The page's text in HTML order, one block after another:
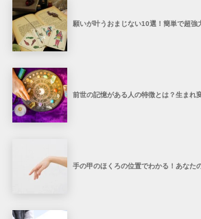
願いが叶うおまじない10選！簡単で超強
前世の記憶がある人の特徴とは？生まれ
手の甲のほくろの位置でわかる！あなた